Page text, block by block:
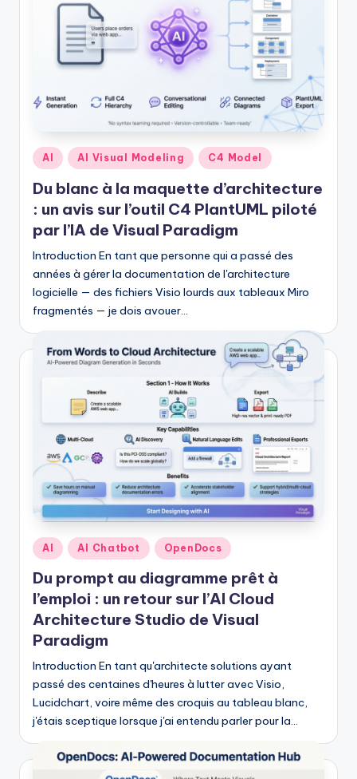
s
Posted
in
AI AI Visual Modeling C4 Model
Du blanc à la maquette d’architecture
: un avis sur l’outil C4 PlantUML piloté
par l’IA de Visual Paradigm
Introduction En tant que personne qui a passé des
années à gérer la documentation de l'architecture
logicielle — des fichiers Visio lourds aux tableaux Miro
fragmentés — je dois avouer…
Posted
in
AI AI Chatbot OpenDocs
Du prompt au diagramme prêt à
l’emploi : un retour sur l’AI Cloud
Architecture Studio de Visual
Paradigm
Introduction En tant qu'architecte solutions ayant
passé des centaines d'heures à lutter avec Visio,
Lucidchart, voire même des croquis au tableau blanc,
j'étais sceptique lorsque j'ai entendu parler pour la…